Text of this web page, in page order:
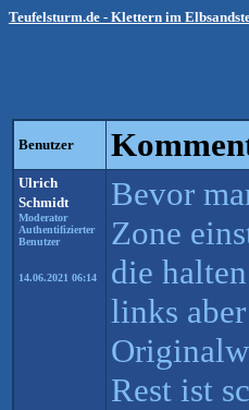
Teufelsturm.de - Klettern im
Benutzer
Ulrich
Schmidt
Moderator
Authentifizierter
Benutzer
14.06.2021 06:14
Bevor
Zone
die
links
Rest ist